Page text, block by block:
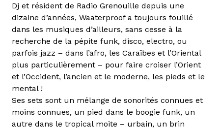
Dj et résident de Radio Grenouille depuis une
dizaine d’années, Waaterproof a toujours fouillé
dans les musiques d’ailleurs, sans cesse à la
recherche de la pépite funk, disco, electro, ou
parfois jazz – dans l’afro, les Caraïbes et l’Oriental
plus particulièrement – pour faire croiser l’Orient
et l’Occident, l’ancien et le moderne, les pieds et le
mental !
Ses sets sont un mélange de sonorités connues et
moins connues, un pied dans le boogie funk, un
autre dans le tropical moite – urbain, un brin